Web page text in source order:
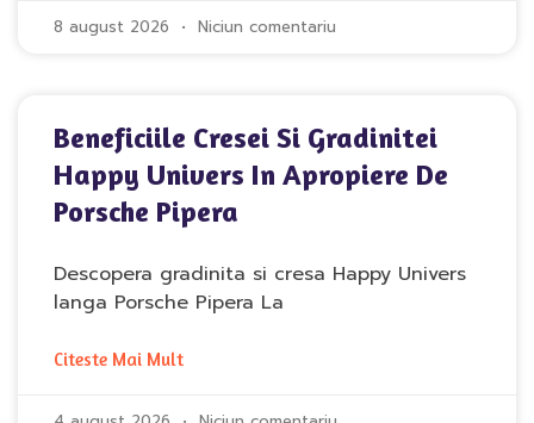
8 august 2026 Niciun comentariu
Beneficiile Cresei Si Gradinitei
Happy Univers In Apropiere De
Porsche Pipera
Descopera gradinita si cresa Happy Univers
langa Porsche Pipera La
Citeste Mai Mult